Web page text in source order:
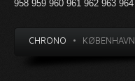
958 959 960 961 962 963 964
CHRONO • KØBENHAVN